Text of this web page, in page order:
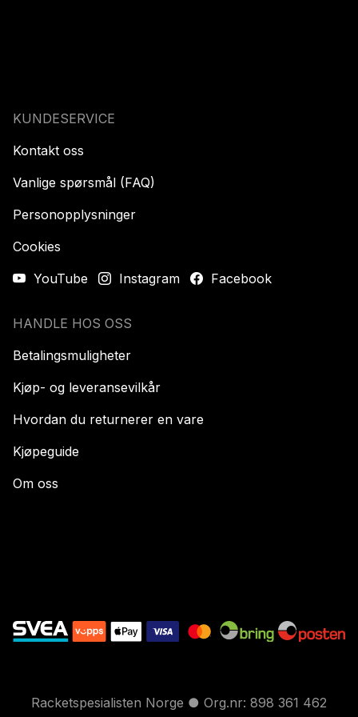
KUNDESERVICE
Kontakt oss
Vanlige spørsmål (FAQ)
Personopplysninger
Cookies
YouTube
Instagram Facebook
HANDLE HOS OSS
Betalingsmuligheter
Kjøp- og leveransevilkår
Hvordan du returnerer en vare
Kjøpeguide
Om oss
Racketspesialisten Norge ● Org.nr: 898 361 462